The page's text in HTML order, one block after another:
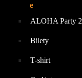
e
ALOHA Party 2
Bilety
T-shirt